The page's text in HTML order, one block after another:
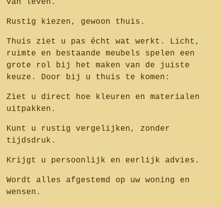
van leven.
Rustig kiezen, gewoon thuis.
Thuis ziet u pas écht wat werkt. Licht,
ruimte en bestaande meubels spelen een
grote rol bij het maken van de juiste
keuze. Door bij u thuis te komen:
Ziet u direct hoe kleuren en materialen
uitpakken.
Kunt u rustig vergelijken, zonder
tijdsdruk.
Krijgt u persoonlijk en eerlijk advies.
Wordt alles afgestemd op uw woning en
wensen.